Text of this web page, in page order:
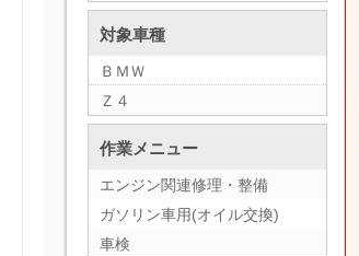
対象車種
ＢＭＷ
Ｚ４
作業メニュー
エンジン関連修理・整備
ガソリン車用(オイル交換)
車検